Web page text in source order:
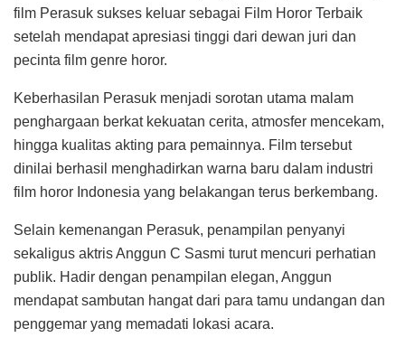
film Perasuk sukses keluar sebagai Film Horor Terbaik
setelah mendapat apresiasi tinggi dari dewan juri dan
pecinta film genre horor.
Keberhasilan Perasuk menjadi sorotan utama malam
penghargaan berkat kekuatan cerita, atmosfer mencekam,
hingga kualitas akting para pemainnya. Film tersebut
dinilai berhasil menghadirkan warna baru dalam industri
film horor Indonesia yang belakangan terus berkembang.
Selain kemenangan Perasuk, penampilan penyanyi
sekaligus aktris Anggun C Sasmi turut mencuri perhatian
publik. Hadir dengan penampilan elegan, Anggun
mendapat sambutan hangat dari para tamu undangan dan
penggemar yang memadati lokasi acara.